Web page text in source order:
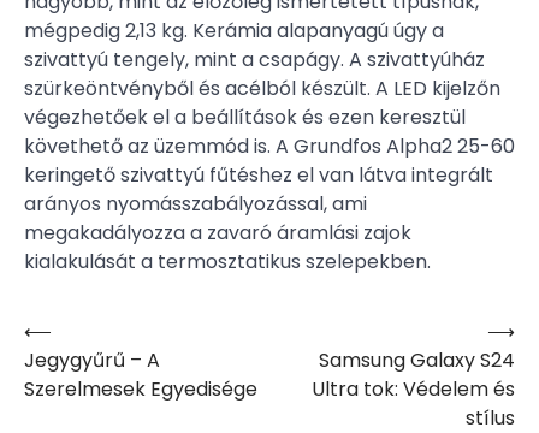
mégpedig 2,13 kg. Kerámia alapanyagú úgy a
szivattyú tengely, mint a csapágy. A szivattyúház
szürkeöntvényből és acélból készült. A LED kijelzőn
végezhetőek el a beállítások és ezen keresztül
követhető az üzemmód is. A Grundfos Alpha2 25-60
keringető szivattyú fűtéshez el van látva integrált
arányos nyomásszabályozással, ami
megakadályozza a zavaró áramlási zajok
kialakulását a termosztatikus szelepekben.
Bejegyzés
navigáció
⟵
Jegygyűrű – A
Szerelmesek Egyedisége
Samsung Galaxy S24
Ultra tok: Védelem és
stílus
⟶